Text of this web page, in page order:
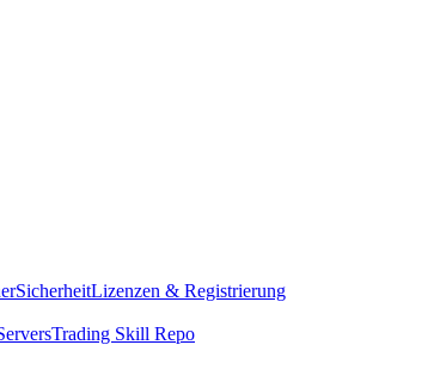
SicherheitLizenzen & Registrierung
Trading Skill Repo